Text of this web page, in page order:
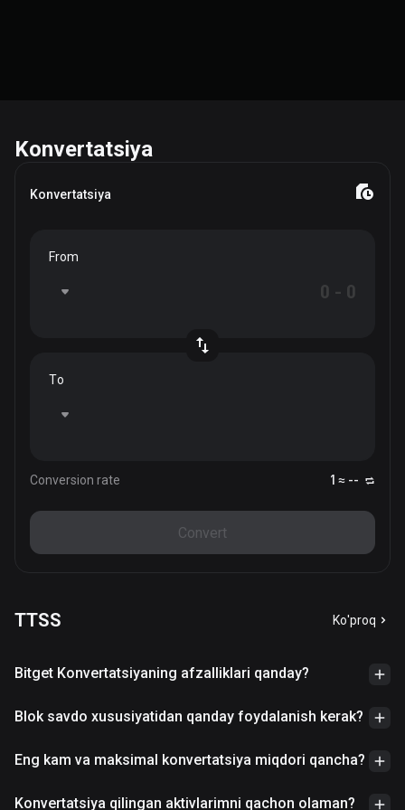
Konvertatsiya
Konvertatsiya
From
To
Conversion rate 1 ≈ --
Convert
TTSS Ko'proq
Bitget Konvertatsiyaning afzalliklari qanday?
Blok savdo xususiyatidan qanday foydalanish kerak?
Eng kam va maksimal konvertatsiya miqdori qancha?
Konvertatsiya qilingan aktivlarimni qachon olaman?